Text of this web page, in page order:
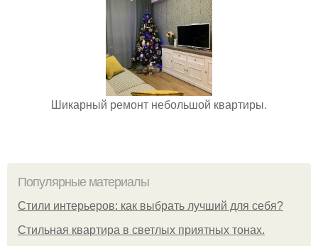
Шикарный ремонт небольшой квартиры.
Популярные материалы
Стили интерьеров: как выбрать лучший для себя?
Стильная квартира в светлых приятных тонах.